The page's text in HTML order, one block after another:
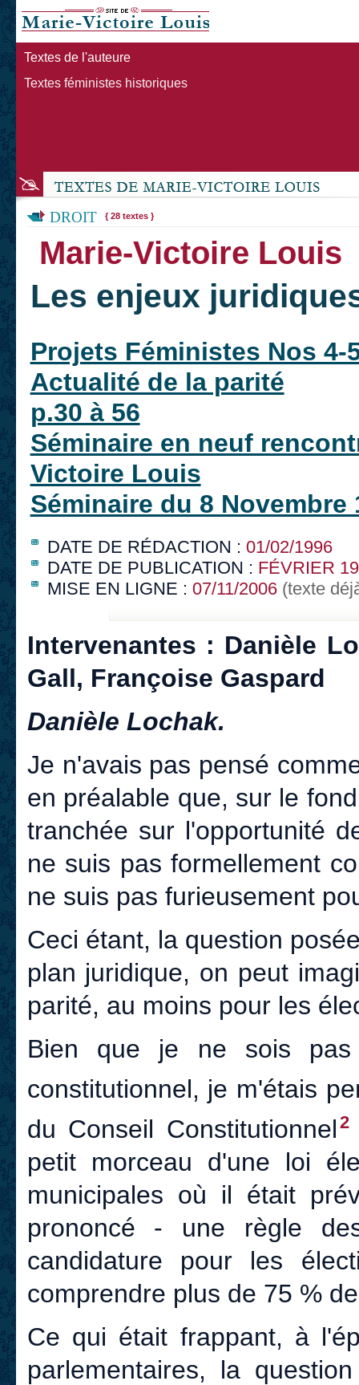
Textes de l'auteure
Textes féministes historiques
DROIT { 28 textes }
Marie-Victoire Louis
Les enjeux
Projets Féministes Nos 4-
Actualité de la parité
p.30 à 56
Séminaire en neuf
Victoire Louis
Séminaire du 8 Novembre
DATE DE RÉDACTION : 01/02/1996
DATE DE PUBLICATION : FÉVRIER
MISE EN LIGNE : 07/11/2006(texte
Intervenantes : Danièle
Gall, Françoise Gaspard
Danièle Lochak.
Je n'avais pas pensé
en préalable que, sur le
tranchée sur l'opportunité
ne suis pas formellement
ne suis pas furieusement
Ceci étant, la question
plan juridique, on peut
parité, au moins pour les
Bien que je ne sois pas
constitutionnel, je m'étais
du Conseil Constitutionnel 2
petit morceau d'une loi
municipales où il était
prononcé - une règle
candidature pour les
comprendre plus de 75 %
Ce qui était frappant, à
parlementaires, la